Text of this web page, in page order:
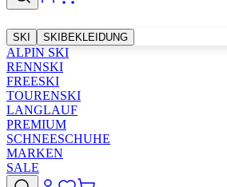
SKI SKIBEKLEIDUNG
ALPIN SKI
RENNSKI
FREESKI
TOURENSKI
LANGLAUF
PREMIUM
SCHNEESCHUHE
MARKEN
SALE